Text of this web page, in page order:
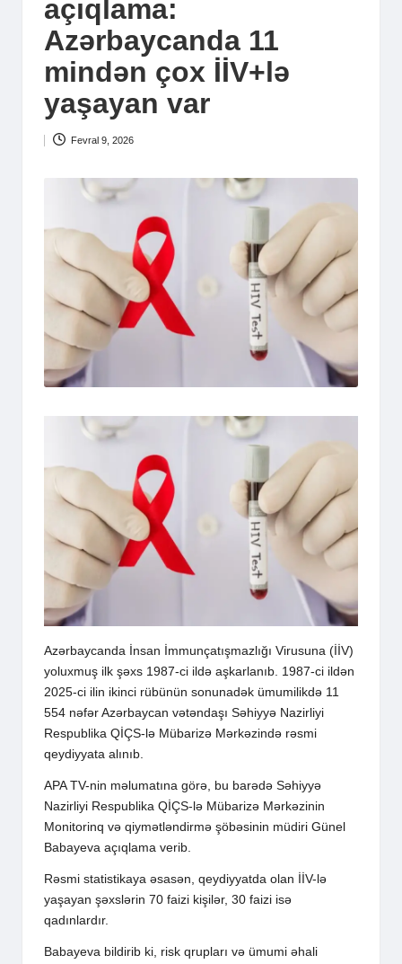
açıqlama:
Azərbaycanda 11
mindən çox İİV+lə
yaşayan var
Fevral 9, 2026
Azərbaycanda İnsan İmmunçatışmazlığı Virusuna (İİV)
yoluxmuş ilk şəxs 1987-ci ildə aşkarlanıb. 1987-ci ildən
2025-ci ilin ikinci rübünün sonunadək ümumilikdə 11
554 nəfər Azərbaycan vətəndaşı Səhiyyə Nazirliyi
Respublika QİÇS-lə Mübarizə Mərkəzində rəsmi
qeydiyyata alınıb.
APA TV-nin məlumatına görə , bu barədə Səhiyyə
Nazirliyi Respublika QİÇS-lə Mübarizə Mərkəzinin
Monitorinq və qiymətləndirmə şöbəsinin müdiri Günel
Babayeva açıqlama verib.
Rəsmi statistikaya əsasən, qeydiyyatda olan İİV-lə
yaşayan şəxslərin 70 faizi kişilər, 30 faizi isə
qadınlardır.
Babayeva bildirib ki, risk qrupları və ümumi əhali